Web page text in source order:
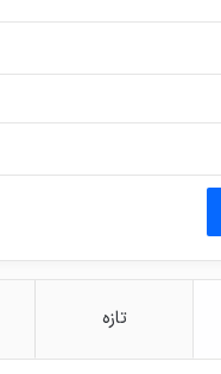
تازه